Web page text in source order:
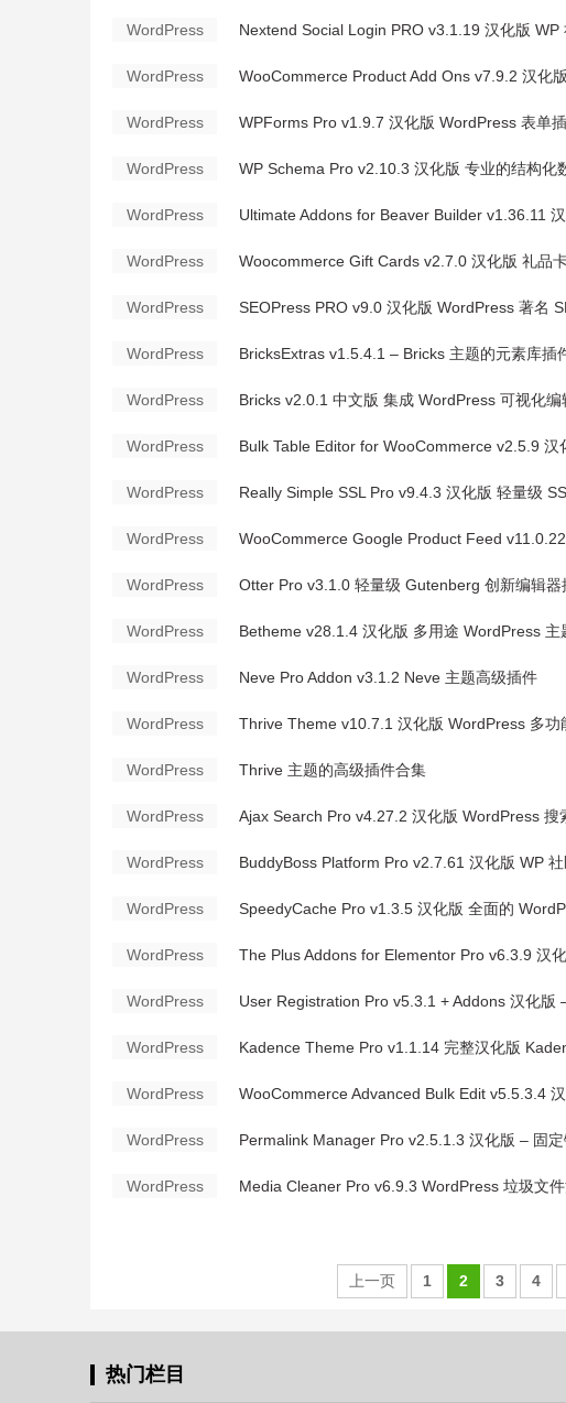
WordPress Nextend Social Login PRO v3.1.19 汉化版 WP
WordPress WooCommerce Product Add Ons v7.9.2 汉化
WordPress WPForms Pro v1.9.7 汉化版 WordPress 表单
WordPress WP Schema Pro v2.10.3 汉化版 专业的结构化
WordPress Ultimate Addons for Beaver Builder v1.36.11
WordPress Woocommerce Gift Cards v2.7.0 汉化版 礼品
WordPress SEOPress PRO v9.0 汉化版 WordPress 著名
WordPress BricksExtras v1.5.4.1 – Bricks 主题的元素库插
WordPress Bricks v2.0.1 中文版 集成 WordPress 可视化编
WordPress Bulk Table Editor for WooCommerce v2.5.9 汉
WordPress Really Simple SSL Pro v9.4.3 汉化版 轻量级
WordPress WooCommerce Google Product Feed
WordPress Otter Pro v3.1.0 轻量级 Gutenberg 创新编辑器
WordPress Betheme v28.1.4 汉化版 多用途 WordPress 主
WordPress Neve Pro Addon v3.1.2 Neve 主题高级插件
WordPress Thrive Theme v10.7.1 汉化版 WordPress 多功
WordPress Thrive 主题的高级插件合集
WordPress Ajax Search Pro v4.27.2 汉化版 WordPress 搜
WordPress BuddyBoss Platform Pro v2.7.61 汉化版 WP
WordPress SpeedyCache Pro v1.3.5 汉化版 全面的
WordPress The Plus Addons for Elementor Pro v6.3.9 汉
WordPress User Registration Pro v5.3.1 + Addons 汉化版
WordPress Kadence Theme Pro v1.1.14 完整汉化版
WordPress WooCommerce Advanced Bulk Edit v5.5.3.4
WordPress Permalink Manager Pro v2.5.1.3 汉化版 – 固
WordPress Media Cleaner Pro v6.9.3 WordPress 垃圾文
上一页 1 2 3 4
热门栏目